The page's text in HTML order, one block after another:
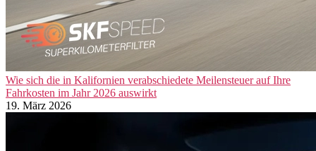
Wie sich die in Kalifornien verabschiedete Meilensteuer auf Ihre
Fahrkosten im Jahr 2026 auswirkt
19. März 2026